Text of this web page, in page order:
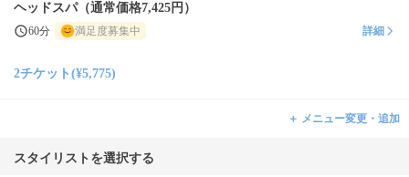
ヘッドスパ（通常価格7,425円）
60分 満足度募集中 詳細
2チケット(¥5,775)
＋ メニュー変更・追加
スタイリストを選択する